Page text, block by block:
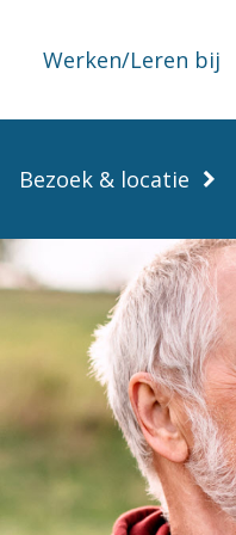
Werken/Leren bij
Bezoek & locatie